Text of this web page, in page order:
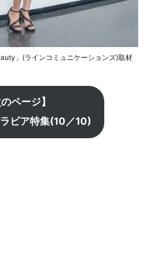
」(ラインコミュニケーションズ)取材
のページ】
ビア特集(10／10)